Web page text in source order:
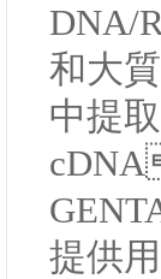
DNA/
和大
中提
提供